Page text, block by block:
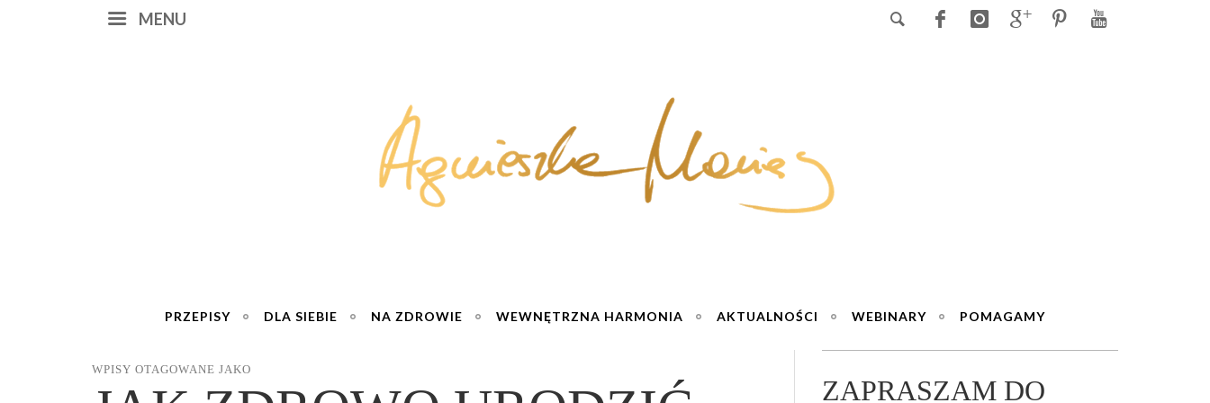
MENU
PRZEPISY DLA SIEBIE NA ZDROWIE WEWNĘTRZNA HARMONIA AKTUALNOŚCI WEBINARY POMAGAMY
WPISY OTAGOWANE JAKO
ZAPRASZAM DO